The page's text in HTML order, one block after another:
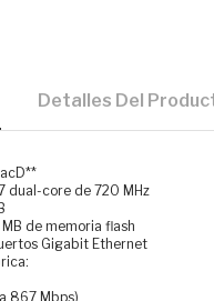
Detalles Del
dual-core de 720 MHz
de memoria flash
Gigabit Ethernet
867 Mbps)